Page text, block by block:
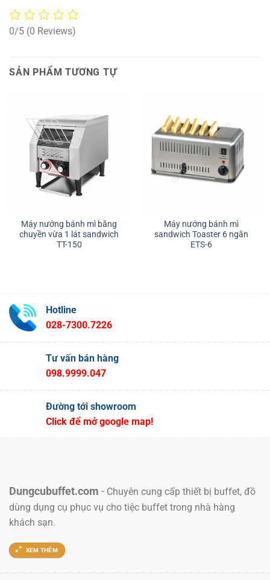
0/5 (0 Reviews)
SẢN PHẨM TƯƠNG TỰ
Máy nướng bánh mì băng
chuyền vừa 1 lát sandwich
TT-150
Máy nướng bánh mì
sandwich Toaster 6 ngăn
ETS-6
Hotline
028-7300.7226
Tư vấn bán hàng
098.9999.047
Đường tới showroom
Click để mở google map!
Dungcubuffet.com - Chuyên cung cấp thiết bị buffet, đồ
dùng dụng cụ phục vụ cho tiệc buffet trong nhà hàng
khách sạn.
XEM THÊM